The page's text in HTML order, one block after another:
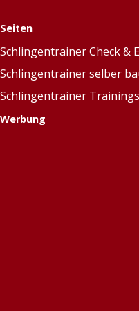
Seiten
Schlingentrainer Check &
Schlingentrainer selber
Schlingentrainer
Werbung